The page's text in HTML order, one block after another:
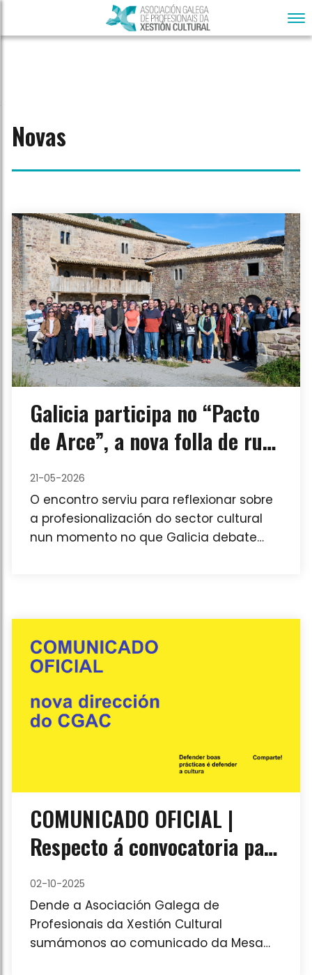
Novas
Galicia participa no “Pacto
de Arce”, a nova folla de ruta
estatal da xestión cultural da
man da AGPXC
21-05-2026
O encontro serviu para reflexionar sobre
a profesionalización do sector cultural
nun momento no que Galicia debate
COMUNICADO OFICIAL |
Respecto á convocatoria para
a nova dirección do CGAC
02-10-2025
Dende a Asociación Galega de
Profesionais da Xestión Cultural
sumámonos ao comunicado da Mesa